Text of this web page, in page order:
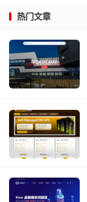
热门文章